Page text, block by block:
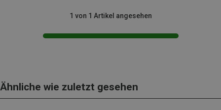
1 von 1 Artikel angesehen
Ähnliche wie zuletzt gesehen